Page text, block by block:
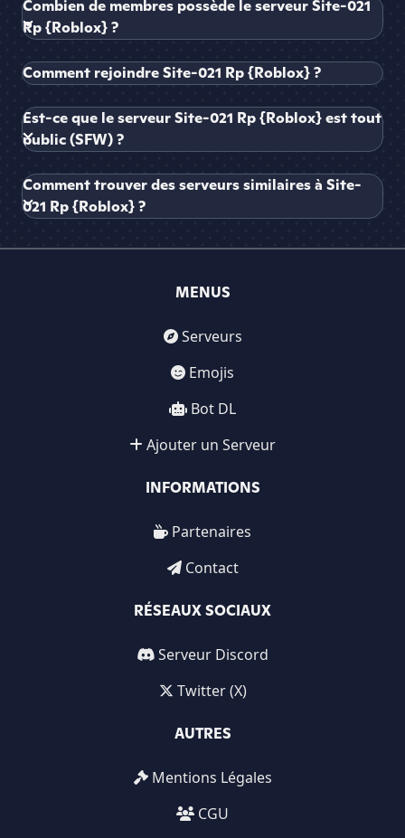
Combien de membres possède le serveur Site-021
Rp {Roblox} ?
Comment rejoindre Site-021 Rp {Roblox} ?
Est-ce que le serveur Site-021 Rp {Roblox} est tout
public (SFW) ?
Comment trouver des serveurs similaires à Site-
021 Rp {Roblox} ?
MENUS
Serveurs
Emojis
Bot DL
Ajouter un Serveur
INFORMATIONS
Partenaires
Contact
RÉSEAUX SOCIAUX
Serveur Discord
Twitter (X)
AUTRES
Mentions Légales
CGU